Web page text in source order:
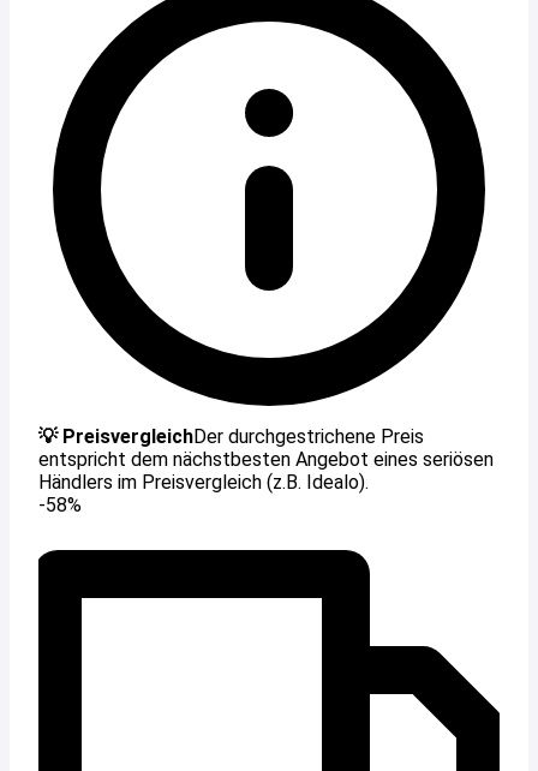
💡 PreisvergleichDer durchgestrichene Preis
entspricht dem nächstbesten Angebot eines seriösen
Händlers im Preisvergleich (z.B. Idealo).
-58%